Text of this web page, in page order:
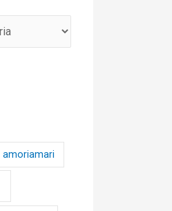
amoriamari